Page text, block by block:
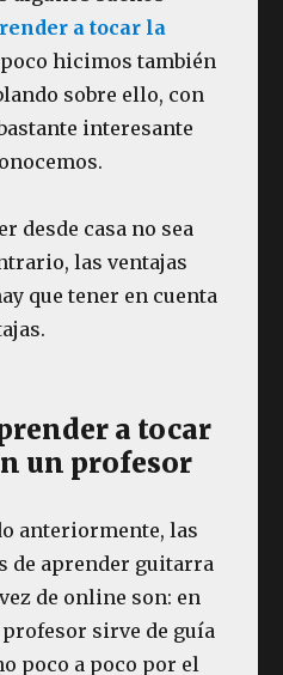
a tocar la
poco hicimos también
sobre ello, con
interesante
desde casa no sea
las ventajas
que tener en cuenta
a tocar
un profesor
anteriormente, las
de aprender guitarra
de online son: en
sirve de guía
poco a poco por el